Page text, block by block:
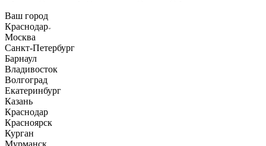
Ваш город
Краснодар
Москва
Санкт-Петербург
Барнаул
Владивосток
Волгоград
Екатеринбург
Казань
Краснодар
Красноярск
Курган
Мурманск